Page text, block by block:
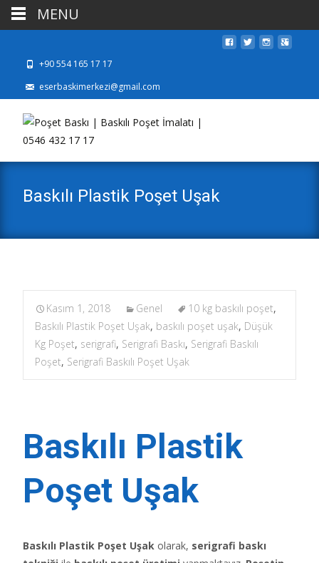
+90 554 165 17 17
eserbaskimerkezi@gmail.com
Baskılı Plastik Poşet Uşak
Kasım 1, 2018 Genel 10 kg baskılı poşet,
Baskılı Plastik Poşet Uşak, baskılı poşet uşak, Düşük
Kg Poşet, serigrafi, Serigrafi Baskı, Serigrafi Baskılı
Poşet, Serigrafi Baskılı Poşet Uşak
Baskılı Plastik
Poşet Uşak
Baskılı Plastik Poşet Uşak olarak, serigrafi baskı
MENU